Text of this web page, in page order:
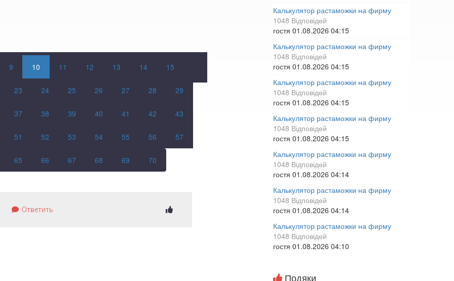
9 10 11 12 13 14 15
23 24 25 26 27 28 29
37 38 39 40 41 42 43
51 52 53 54 55 56 57
65 66 67 68 69 70
Ответить
Калькулятор растаможки на фирму
1048 Відповідей
гостя 01.08.2026 04:15
Калькулятор растаможки на фирму
1048 Відповідей
гостя 01.08.2026 04:15
Калькулятор растаможки на фирму
1048 Відповідей
гостя 01.08.2026 04:15
Калькулятор растаможки на фирму
1048 Відповідей
гостя 01.08.2026 04:15
Калькулятор растаможки на фирму
1048 Відповідей
гостя 01.08.2026 04:14
Калькулятор растаможки на фирму
1048 Відповідей
гостя 01.08.2026 04:14
Калькулятор растаможки на фирму
1048 Відповідей
гостя 01.08.2026 04:10
Подяки